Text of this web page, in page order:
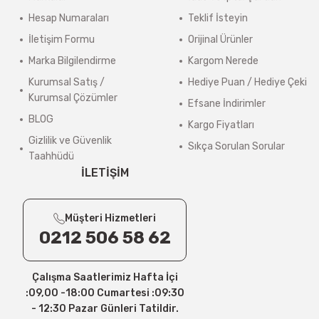
Sistem tarafından otomatik ücret çıkmasa bile, 4000 TL altındaki
Kargo ücretleri, alışveriş sırasında adres bilgileriniz tamamlandıktan
Güncel Kargo Ücretleri
Desi / Kg Aras Kargo- Yurtiçi Kargo
1 Desi/Kg= 139,90 TL- 159,90 TL
2 Desi/Kg= 149,90 TL- 174,80 TL
4 Desi/Kg= 179,90 TL- 199,90 TL
6 – 10 Desi/Kg= 237,90 TL- 257,40 TL
11 – 15 Desi/Kg= 245,50 TL- 347,40 TL
Hesap Numaraları
İletişim Formu
Marka Bilgilendirme
Kurumsal Satış /
Kurumsal Çözümler
BLOG
Gizlilik ve Güvenlik
Taahhüdü
Teklif İsteyin
Orijinal Ürünler
Kargom Nerede
Hediye Puan / Hediye Çeki
Efsane İndirimler
Kargo Fiyatları
Sıkça Sorulan Sorular
İLETİŞİM
Müşteri Hizmetleri
0212 506 58 62
Çalışma Saatlerimiz Hafta İçi
:09,00 -18:00 Cumartesi :09:30
- 12:30 Pazar Günleri Tatildir.